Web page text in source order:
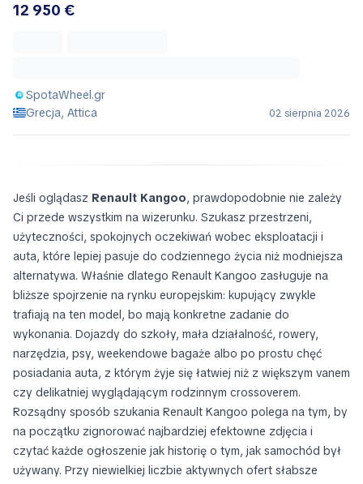
12 950 €
SpotaWheel.gr
Grecja, Attica
02 sierpnia 2026
Jeśli oglądasz Renault Kangoo, prawdopodobnie nie zależy
Ci przede wszystkim na wizerunku. Szukasz przestrzeni,
użyteczności, spokojnych oczekiwań wobec eksploatacji i
auta, które lepiej pasuje do codziennego życia niż modniejsza
alternatywa. Właśnie dlatego Renault Kangoo zasługuje na
bliższe spojrzenie na rynku europejskim: kupujący zwykle
trafiają na ten model, bo mają konkretne zadanie do
wykonania. Dojazdy do szkoły, mała działalność, rowery,
narzędzia, psy, weekendowe bagaże albo po prostu chęć
posiadania auta, z którym żyje się łatwiej niż z większym vanem
czy delikatniej wyglądającym rodzinnym crossoverem.
Rozsądny sposób szukania Renault Kangoo polega na tym, by
na początku zignorować najbardziej efektowne zdjęcia i
czytać każde ogłoszenie jak historię o tym, jak samochód był
używany. Przy niewielkiej liczbie aktywnych ofert słabsze